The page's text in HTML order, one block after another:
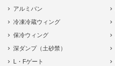
アルミバン
冷凍冷蔵ウィング
保冷ウィング
深ダンプ（土砂禁）
L・Fゲート